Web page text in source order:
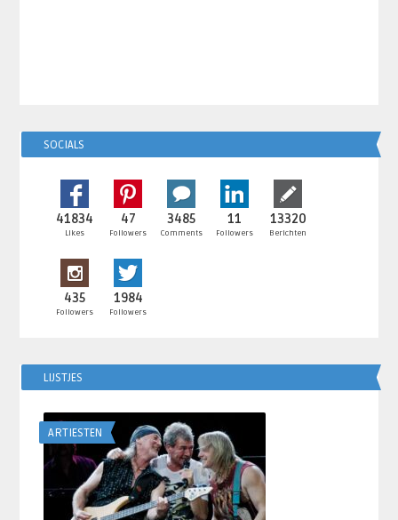
SOCIALS
41834
Likes
47
Followers
3485
Comments
11
Followers
13320
Berichten
435
Followers
1984
Followers
LIJSTJES
ARTIESTEN